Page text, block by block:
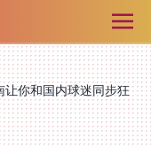
让你和国内球迷同步狂